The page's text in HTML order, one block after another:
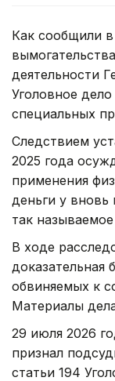
Как сообщили
деятельности
Уголовное
специальных
Следствием
2025 года
применения
деньги у
так
В ходе
доказательная
обвиняемых к
Материалы
29 июля 2026
признал
статьи 194